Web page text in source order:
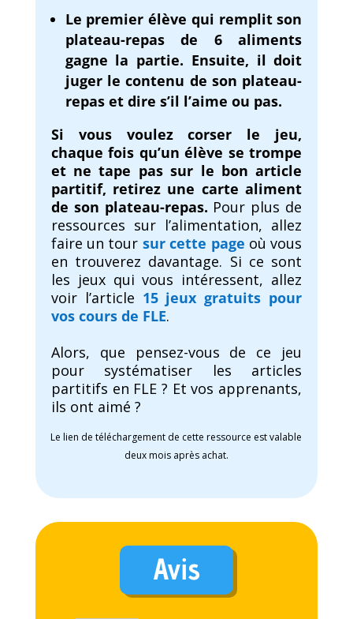
Le premier élève qui remplit son
plateau-repas de 6 aliments
gagne la partie. Ensuite, il doit
juger le contenu de son plateau-
repas et dire s’il l’aime ou pas.
Si vous voulez corser le jeu,
chaque fois qu’un élève se trompe
et ne tape pas sur le bon article
partitif, retirez une carte aliment
de son plateau-repas. Pour plus de
ressources sur l’alimentation, allez
faire un tour sur cette page où vous
en trouverez davantage. Si ce sont
les jeux qui vous intéressent, allez
voir l’article 15 jeux gratuits pour
vos cours de FLE.
Alors, que pensez-vous de ce jeu
pour systématiser les articles
partitifs en FLE ? Et vos apprenants,
ils ont aimé ?
Le lien de téléchargement de cette ressource est valable
deux mois après achat.
Avis